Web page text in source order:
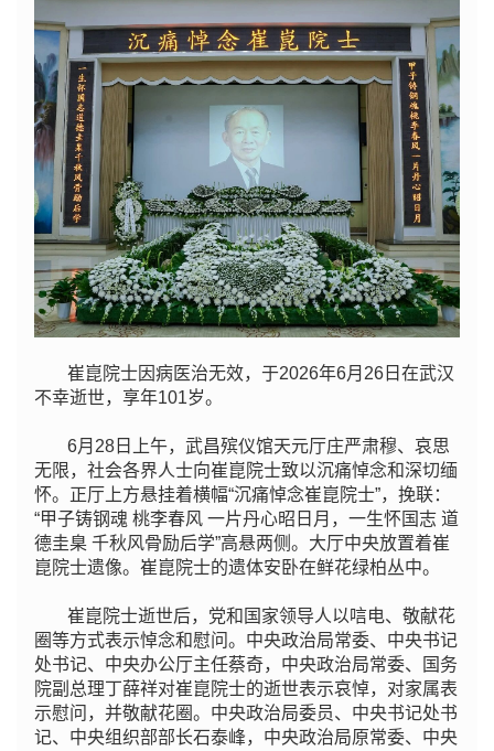
崔崑院士因病医治无效，于2026年6月26日在武汉
不幸逝世，享年101岁。
6月28日上午，武昌殡仪馆天元厅庄严肃穆、哀思
无限，社会各界人士向崔崑院士致以沉痛悼念和深切缅
怀。正厅上方悬挂着横幅“沉痛悼念崔崑院士”，挽联：
“甲子铸钢魂 桃李春风 一片丹心昭日月，一生怀国志 道
德圭臬 千秋风骨励后学”高悬两侧。大厅中央放置着崔
崑院士遗像。崔崑院士的遗体安卧在鲜花绿柏丛中。
崔崑院士逝世后，党和国家领导人以唁电、敬献花
圈等方式表示悼念和慰问。中央政治局常委、中央书记
处书记、中央办公厅主任蔡奇，中央政治局常委、国务
院副总理丁薛祥对崔崑院士的逝世表示哀悼，对家属表
示慰问，并敬献花圈。中央政治局委员、中央书记处书
记、中央组织部部长石泰峰，中央政治局原常委、中央